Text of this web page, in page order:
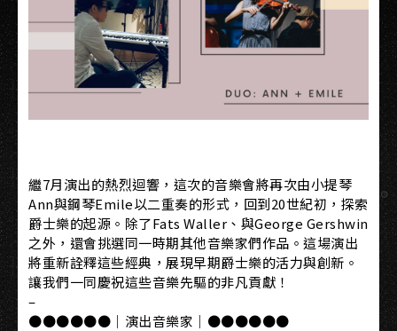
繼7月演出的熱烈迴響，這次的音樂會將再次由小提琴
Ann與鋼琴Emile以二重奏的形式，回到20世紀初，探索
爵士樂的起源。除了Fats Waller、與George Gershwin
之外，還會挑選同一時期其他音樂家們作品。這場演出
將重新詮釋這些經典，展現早期爵士樂的活力與創新。
讓我們一同慶祝這些音樂先驅的非凡貢獻！
–
●●●●●●｜演出音樂家｜●●●●●●